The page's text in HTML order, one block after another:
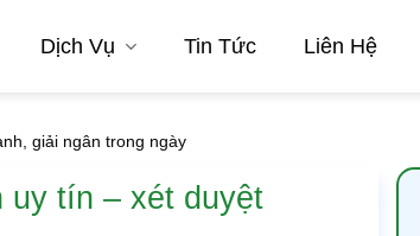
Dịch Vụ Tin Tức Liên Hệ
giải ngân trong ngày
uy tín – xét duyệt